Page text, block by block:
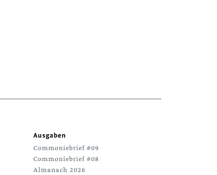
Ausgaben
Commoniebrief #09
Commoniebrief #08
Almanach 2026